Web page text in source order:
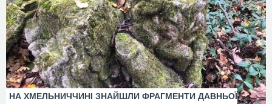
НА ХМЕЛЬНИЧЧИНІ ЗНАЙШЛИ ФРАГМЕНТИ ДАВНЬОЇ